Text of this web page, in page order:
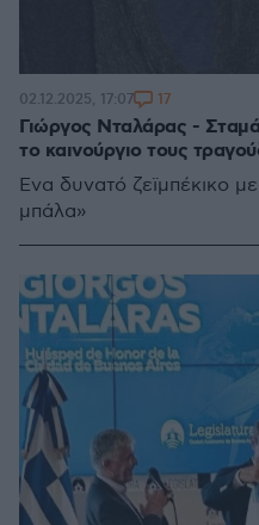
Γιώργος Νταλάρας -
το καινούργιο τους
Ένα δυνατό ζεϊμπέκικο
μπάλα»
02.12.2025, 17:07 17